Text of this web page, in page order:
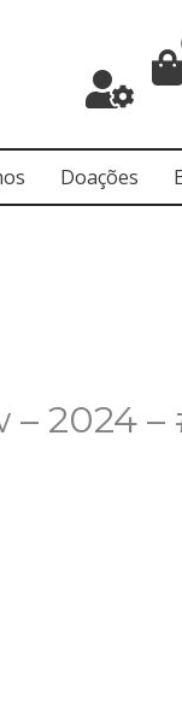
Doações
2024 –